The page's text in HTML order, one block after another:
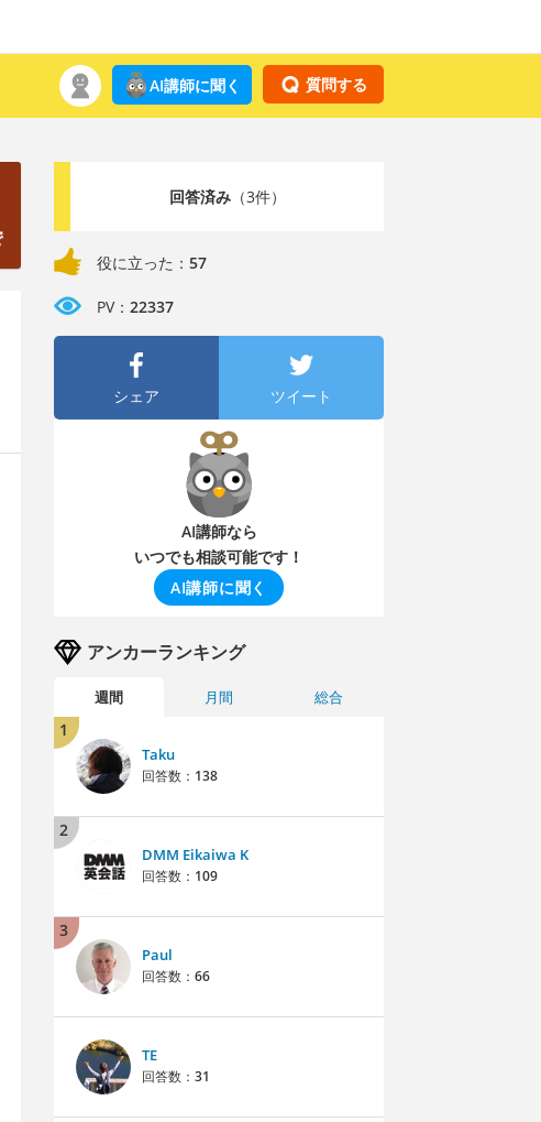
質問する
AI講師に聞く
回答済み（3件）
役に立った： 57
PV： 22337
シェア ツイート
AI講師なら
いつでも相談可能です！
AI講師に聞く
アンカーランキング
週間 月間 総合
1
Taku
回答数： 138
2
DMM Eikaiwa K
回答数： 109
3
Paul
回答数： 66
TE
回答数： 31